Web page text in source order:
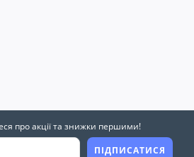
про акції та знижки першими!
ПІДПИСАТИСЯ